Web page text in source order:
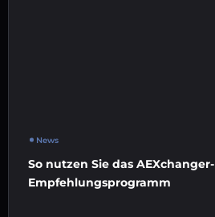
News
So nutzen Sie das AEXchanger-
Empfehlungsprogramm